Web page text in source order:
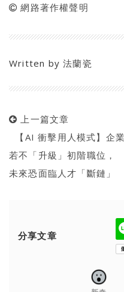
網路著作權聲明
Written by法蘭瓷
上一篇文章
【AI 衝擊用人模式】企業
若不「升級」初階職位，
未來恐面臨人才「斷鏈」
分享文章